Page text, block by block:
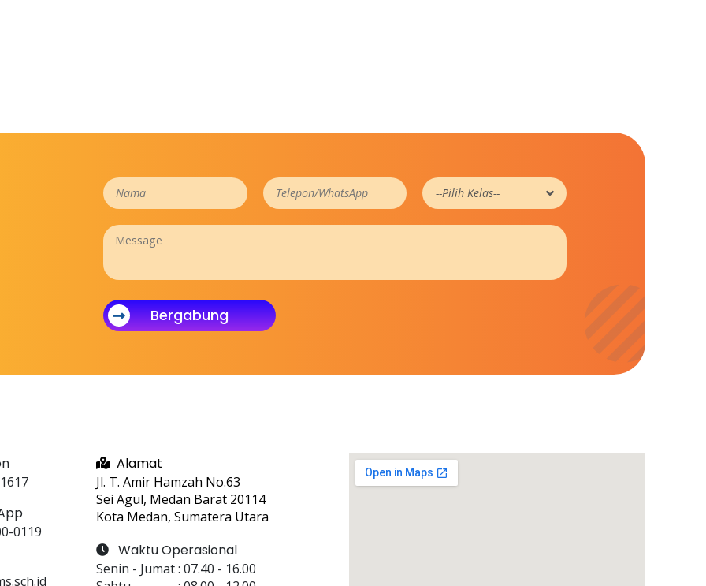
Bergabung
0119
Alamat
Jl. T. Amir Hamzah No.63
Sei Agul, Medan Barat 20114
Kota Medan, Sumatera Utara
Waktu Operasional
Senin - Jumat : 07.40 - 16.00